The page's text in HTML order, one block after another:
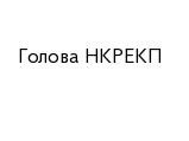
Голова НКРЕКП